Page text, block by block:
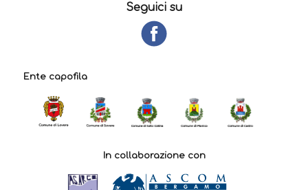
Seguici su
Ente capofila
In collaborazione con